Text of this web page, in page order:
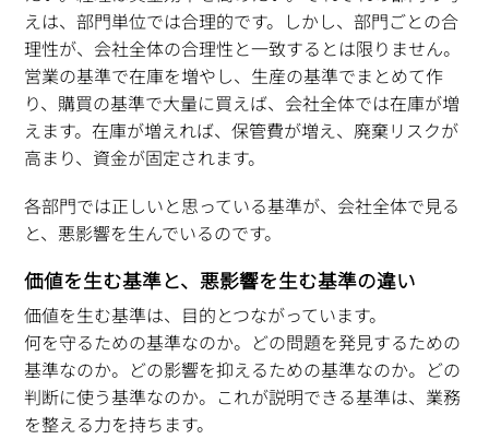
えは、部門単位では合理的です。しかし、部門ごとの合
理性が、会社全体の合理性と一致するとは限りません。
営業の基準で在庫を増やし、生産の基準でまとめて作
り、購買の基準で大量に買えば、会社全体では在庫が増
えます。在庫が増えれば、保管費が増え、廃棄リスクが
高まり、資金が固定されます。
各部門では正しいと思っている基準が、会社全体で見る
と、悪影響を生んでいるのです。
価値を生む基準と、悪影響を生む基準の違い
価値を生む基準は、目的とつながっています。
何を守るための基準なのか。どの問題を発見するための
基準なのか。どの影響を抑えるための基準なのか。どの
判断に使う基準なのか。これが説明できる基準は、業務
を整える力を持ちます。